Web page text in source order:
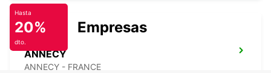
ANNECY
ANNECY - FRANCE
Hasta
20%
dto.
Empresas